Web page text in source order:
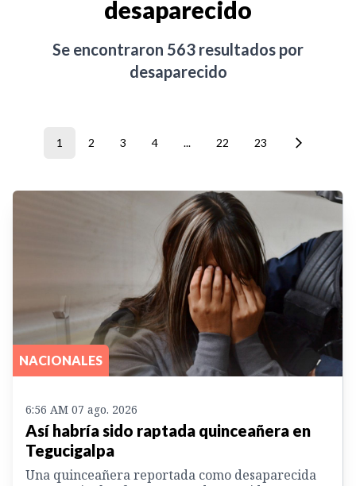
desaparecido
Se encontraron 563 resultados por
desaparecido
1 2 3 4 ... 22 23
NACIONALES
6:56 AM 07 ago. 2026
Así habría sido raptada quinceañera en
Tegucigalpa
Una quinceañera reportada como desaparecida